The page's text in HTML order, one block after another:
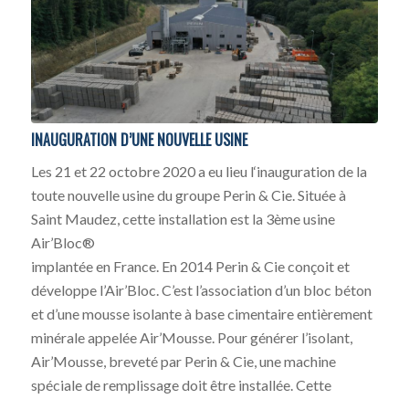
INAUGURATION D’UNE NOUVELLE USINE
Les 21 et 22 octobre 2020 a eu lieu l‘inauguration de la
toute nouvelle usine du groupe Perin & Cie. Située à
Saint Maudez, cette installation est la 3ème usine
Air’Bloc®
implantée en France. En 2014 Perin & Cie conçoit et
développe l’Air’Bloc. C’est l’association d’un bloc béton
et d’une mousse isolante à base cimentaire entièrement
minérale appelée Air’Mousse. Pour générer l’isolant,
Air’Mousse, breveté par Perin & Cie, une machine
spéciale de remplissage doit être installée. Cette